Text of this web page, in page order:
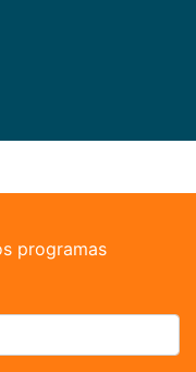
programas